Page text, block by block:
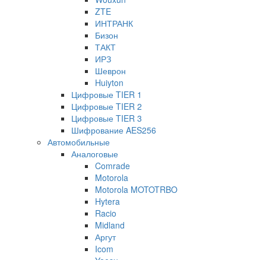
ZTE
ИНТРАНК
Бизон
ТАКТ
ИРЗ
Шеврон
Huiyton
Цифровые TIER 1
Цифровые TIER 2
Цифровые TIER 3
Шифрование AES256
Автомобильные
Аналоговые
Comrade
Motorola
Motorola MOTOTRBO
Hytera
Racio
Midland
Аргут
Icom